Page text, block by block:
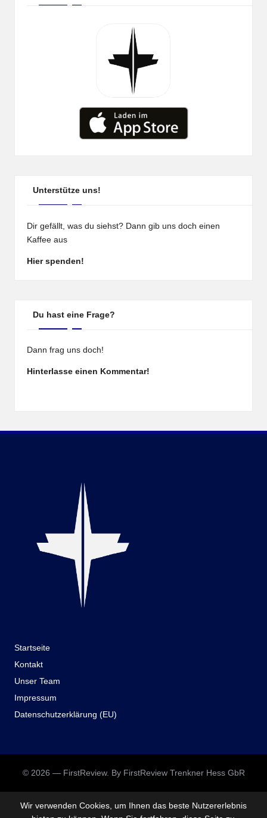
Unterstütze uns!
Dir gefällt, was du siehst? Dann gib uns doch einen
Kaffee aus
Hier spenden!
Du hast eine Frage?
Dann frag uns doch!
Hinterlasse einen Kommentar!
Startseite
Kontakt
Unser Team
Impressum
Datenschutzerklärung (EU)
© 2026 — FirstReview. By FirstReview Trenkner Hess GbR
Wir verwenden Cookies, um Ihnen das beste Nutzererlebnis